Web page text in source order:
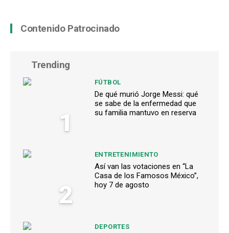
Contenido Patrocinado
Trending
1
FÚTBOL
De qué murió Jorge Messi: qué
se sabe de la enfermedad que
su familia mantuvo en reserva
2
ENTRETENIMIENTO
Así van las votaciones en “La
Casa de los Famosos México”,
hoy 7 de agosto
DEPORTES